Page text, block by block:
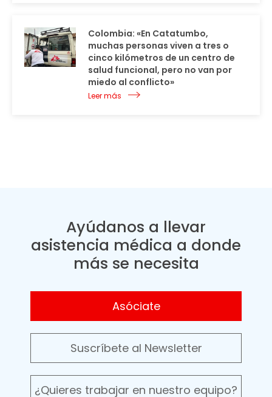
Colombia: «En Catatumbo,
muchas personas viven a tres o
cinco kilómetros de un centro de
salud funcional, pero no van por
miedo al conflicto»
Leer más
Ayúdanos a llevar
asistencia médica a donde
más se necesita
Asóciate
Suscríbete al Newsletter
¿Quieres trabajar en nuestro equipo?